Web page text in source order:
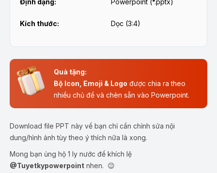
Định dạng: Powerpoint (*.pptx)
Kích thước: Dọc (3:4)
Quà tặng:
Bộ Icon, Emoji & Logo được chia ra theo
nhiều chủ đề và chèn sẵn vào Powerpoint.
Download file PPT này về bạn chỉ cần chỉnh sửa nội
dung/hình ảnh tùy theo ý thích nữa là xong.
Mong bạn ủng hộ 1 ly nước để khích lệ
@Tuyetkypowerpoint nhen. 😉